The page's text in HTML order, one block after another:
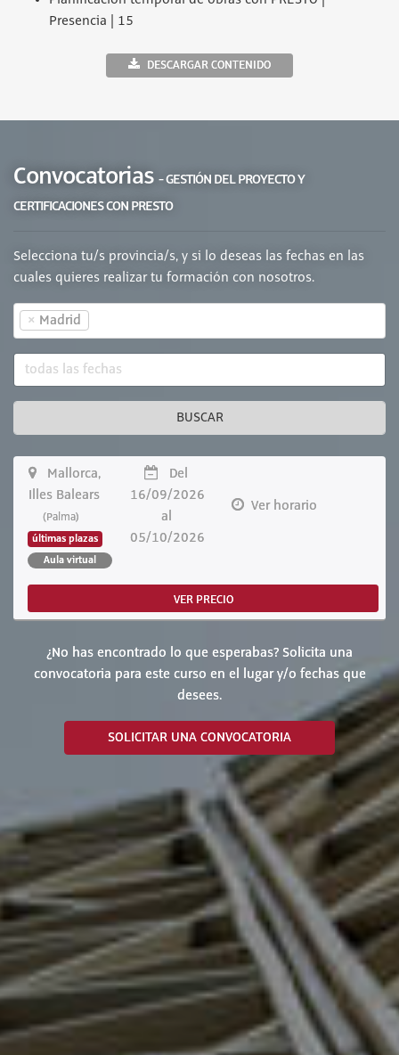
Presencia | 15
DESCARGAR CONTENIDO
Convocatorias - GESTIÓN DEL PROYECTO Y
CERTIFICACIONES CON PRESTO
Selecciona tu/s provincia/s, y si lo deseas las fechas en las
cuales quieres realizar tu formación con nosotros.
× Madrid
BUSCAR
Mallorca,
Illes Balears
(Palma)
últimas plazas
Del
16/09/2026
al
05/10/2026
Ver horario
Aula virtual
VER PRECIO
¿No has encontrado lo que esperabas? Solicita una
convocatoria para este curso en el lugar y/o fechas que
desees.
SOLICITAR UNA CONVOCATORIA